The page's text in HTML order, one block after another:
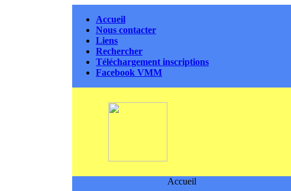
Accueil
Nous contacter
Liens
Rechercher
Téléchargement inscriptions
Facebook VMM
Accueil